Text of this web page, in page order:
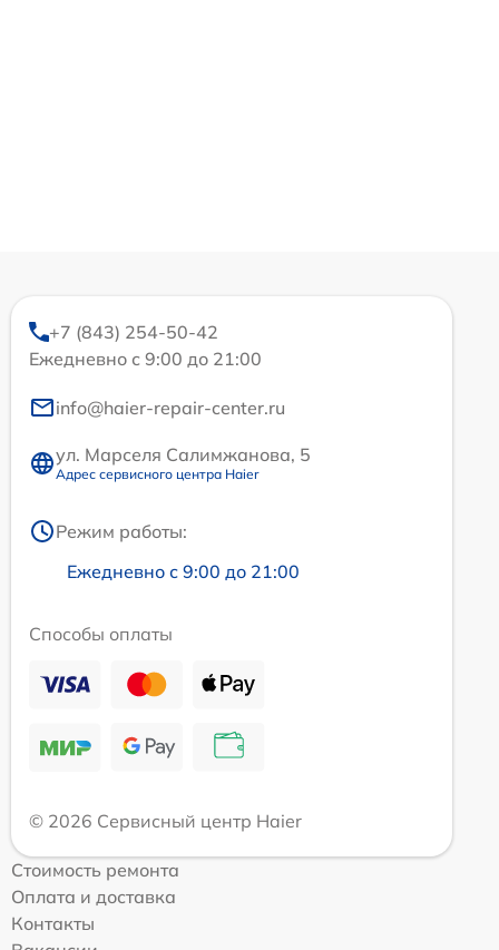
+7 (843) 254-50-42
Ежедневно с 9:00 до 21:00
info@haier-repair-center.ru
ул. Марселя Салимжанова, 5
Адрес сервисного центра Haier
Режим работы:
Ежедневно с 9:00 до 21:00
Способы оплаты
© 2026 Сервисный центр Haier
Стоимость ремонта
Оплата и доставка
Контакты